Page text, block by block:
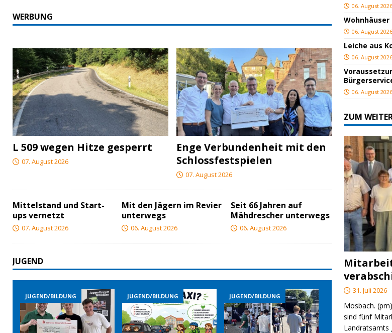
WERBUNG
L 509 wegen Hitze gesperrt
07. August 2026
Enge Verbundenheit mit den
Schlossfestspielen
07. August 2026
Mittelstand und Start-
ups vernetzt
07. August 2026
Mit den Jägern im Revier
unterwegs
06. August 2026
Seit 66 Jahren auf
Mähdrescher unterwegs
06. August 2026
JUGEND
JUGEND/BILDUNG JUGEND/BILDUNG JUGEND/BILDUNG JUGEND/BILDUNG
06. August 2026
06. August 2026
Leiche aus
06. August 2026
06. August 2026
ZUM
31. Juli 2026
Mosbach.
sind fünf
Landratsamts